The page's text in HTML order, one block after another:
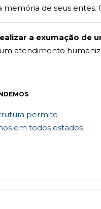
memória de seus entes.
a exumação de
atendimento
permite
em todos estados